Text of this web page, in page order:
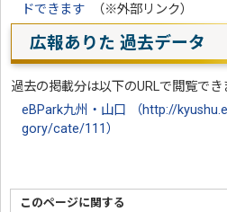
ドできます
（※外部リンク）
広報ありた 過去データ
過去の掲載分は以下のURLで閲覧でき
eBPark九州・山口 （http://
gory/cate/111）
このページに関する